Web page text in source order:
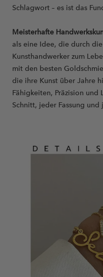
steckt. Hochwertige
Meisterhafte
als eine Idee, die durch
Kunsthandwerker zum
mit den besten
die ihre Kunst über Jahre
Fähigkeiten, Präzision und